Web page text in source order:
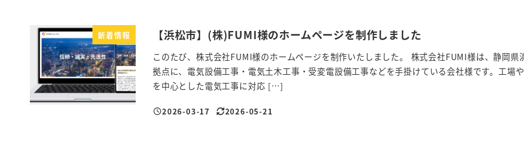
新着情報 【浜松市】(株)FUMI様のホームページを制作しました
このたび、株式会社FUMI様のホームページを制作いたしました。 株式会社FUMI様は、静岡県
拠点に、電気設備工事・電気土木工事・受変電設備工事などを手掛けている会社様です。工場
を中心とした電気工事に対応 […]
投稿日
2026-03-17
更新日
2026-05-21